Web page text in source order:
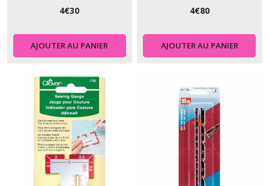
4€30
AJOUTER AU PANIER
4€80
AJOUTER AU PANIER